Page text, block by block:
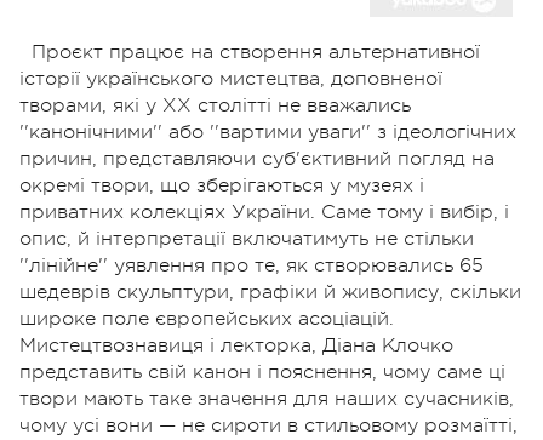
Проєкт працює на створення альтернативної
історії українського мистецтва, доповненої
творами, які у ХХ столітті не вважались
''канонічними'' або ''вартими уваги'' з ідеологічних
причин, представляючи суб'єктивний погляд на
окремі твори, що зберігаються у музеях і
приватних колекціях України. Саме тому і вибір, і
опис, й інтерпретації включатимуть не стільки
''лінійне'' уявлення про те, як створювались 65
шедеврів скульптури, графіки й живопису, скільки
широке поле європейських асоціацій.
Мистецтвознавиця і лекторка, Діана Клочко
представить свій канон і пояснення, чому саме ці
твори мають таке значення для наших сучасників,
чому усі вони — не сироти в стильовому розмаїтті,